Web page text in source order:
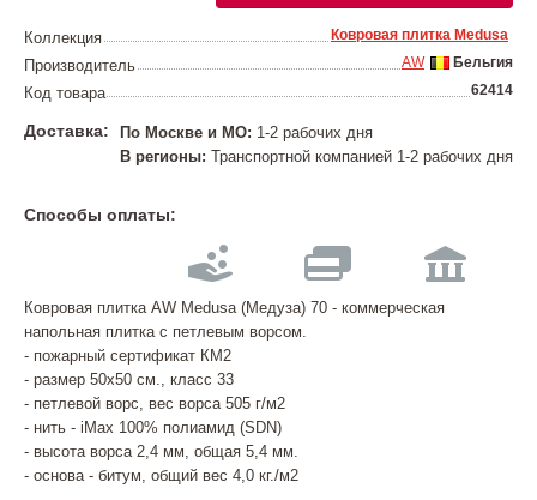
Коллекция Ковровая плитка Medusa
Производитель Бельгия
AW
Код товара 62414
Доставка: По Москве и МО: 1-2 рабочих дня
В регионы: Транспортной компанией 1-2 рабочих дня
Способы оплаты:
Ковровая плитка AW Medusa (Медуза) 70 - коммерческая
напольная плитка с петлевым ворсом.
- пожарный сертификат КМ2
- размер 50х50 см., класс 33
- петлевой ворс, вес ворса 505 г/м2
- нить - iMax 100% полиамид (SDN)
- высота ворса 2,4 мм, общая 5,4 мм.
- основа - битум, общий вес 4,0 кг./м2